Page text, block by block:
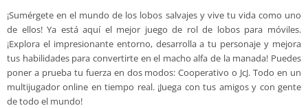
¡Sumérgete en el mundo de los lobos salvajes y vive tu vida como uno
de ellos! Ya está aquí el mejor juego de rol de lobos para móviles.
¡Explora el impresionante entorno, desarrolla a tu personaje y mejora
tus habilidades para convertirte en el macho alfa de la manada! Puedes
poner a prueba tu fuerza en dos modos: Cooperativo o JcJ. Todo en un
multijugador online en tiempo real. ¡Juega con tus amigos y con gente
de todo el mundo!